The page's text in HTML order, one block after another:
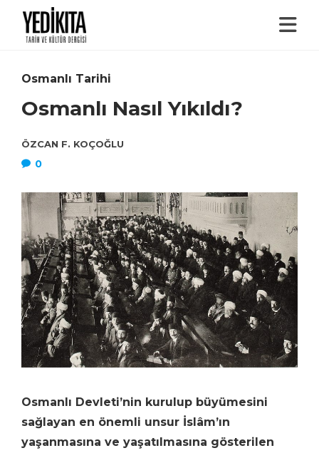
Osmanlı Tarihi
Osmanlı Nasıl Yıkıldı?
ÖZCAN F. KOÇOĞLU
0
Osmanlı Devleti’nin kurulup büyümesini
sağlayan en önemli unsur İslâm’ın
yaşanmasına ve yaşatılmasına gösterilen